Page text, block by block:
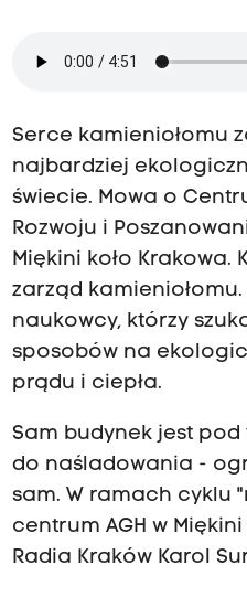
Serce kamieniołomu
najbardziej
świecie. Mowa o
Rozwoju i
Miękini koło Krakowa.
zarząd
naukowcy, którzy
sposobów na
prądu i ciepła.
Sam budynek jest
do naśladowania -
sam. W ramach cyklu
centrum AGH w
Radia Kraków Karol